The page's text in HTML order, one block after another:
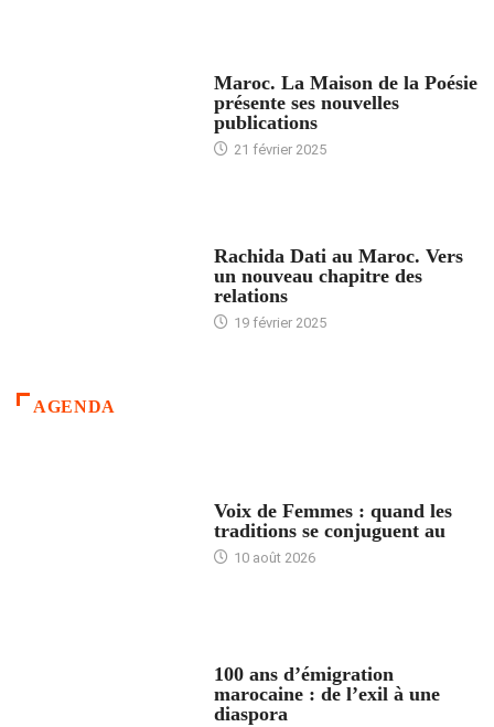
Maroc. La Maison de la Poésie
présente ses nouvelles
publications
21 février 2025
Rachida Dati au Maroc. Vers
un nouveau chapitre des
relations
19 février 2025
AGENDA
Voix de Femmes : quand les
traditions se conjuguent au
10 août 2026
100 ans d’émigration
marocaine : de l’exil à une
diaspora